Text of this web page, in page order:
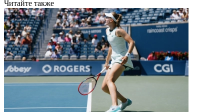
Читайте также